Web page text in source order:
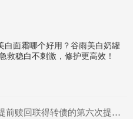
白面霜哪个好用？谷雨美白奶罐
救稳白不刺激，修护更高效！
回联得转债的第六次提示性公告